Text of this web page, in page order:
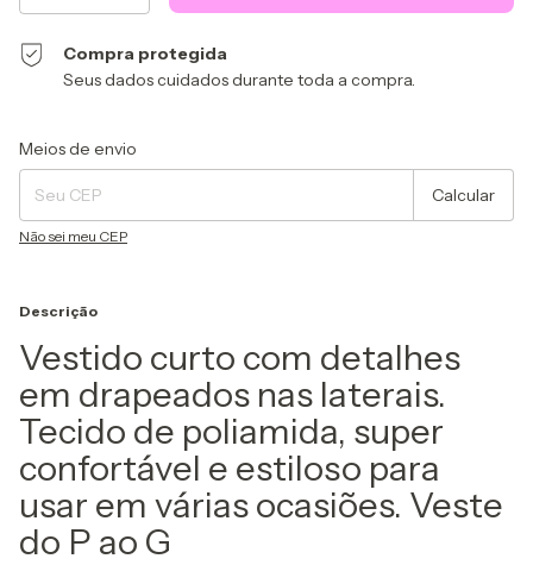
Compra protegida
Seus dados cuidados durante toda a compra.
Entregas para o CEP:
Meios de envio
Calcular
Não sei meu CEP
Descrição
Vestido curto com detalhes
em drapeados nas laterais.
Tecido de poliamida, super
confortável e estiloso para
usar em várias ocasiões. Veste
do P ao G